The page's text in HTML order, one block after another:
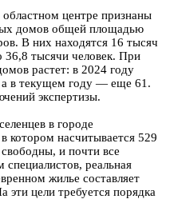
центре признаны
домов общей площадью
В них находятся 16 тысяч
36,8 тысячи человек. При
растет: в 2024 году
а в текущем году — еще 61.
экспертизы.
в городе
котором насчитывается 529
и почти все
реальная
жилье составляет
эти цели требуется порядка